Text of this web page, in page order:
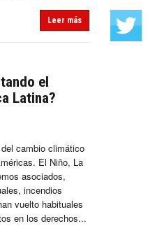
Leer más
el
Latina?
cambio climático
El Niño, La
asociados,
incendios
vuelto habituales
en los derechos...